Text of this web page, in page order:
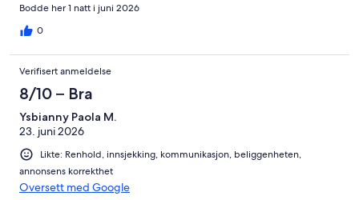
Bodde her 1 natt i juni 2026
0
Verifisert anmeldelse
8/10 – Bra
Ysbianny Paola M.
23. juni 2026
Likte: Renhold, innsjekking, kommunikasjon, beliggenheten,
annonsens korrekthet
Oversett med Google